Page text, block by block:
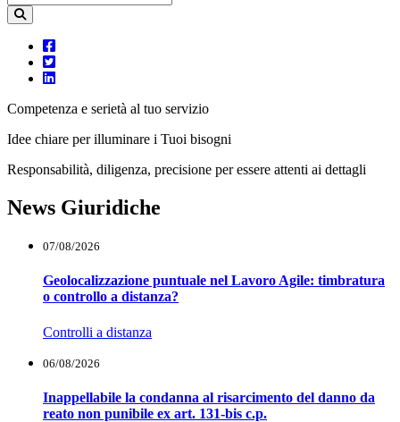
Competenza e serietà al tuo servizio
Idee chiare per illuminare i Tuoi bisogni
Responsabilità, diligenza, precisione per essere attenti ai dettagli
News Giuridiche
07/08/2026
Geolocalizzazione puntuale nel Lavoro Agile: timbratura
o controllo a distanza?
Controlli a distanza
06/08/2026
Inappellabile la condanna al risarcimento del danno da
reato non punibile ex art. 131-bis c.p.